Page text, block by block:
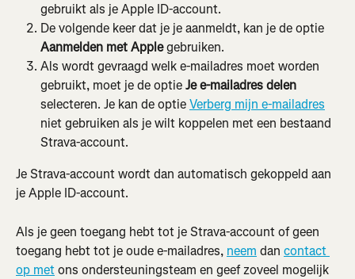
gebruikt als je Apple ID-account.
De volgende keer dat je je aanmeldt, kan je de optie
Aanmelden met Apple gebruiken.
Als wordt gevraagd welk e-mailadres moet worden
gebruikt, moet je de optie Je e-mailadres delen
selecteren. Je kan de optie Verberg mijn e-mailadres
niet gebruiken als je wilt koppelen met een bestaand
Strava-account.
Je Strava-account wordt dan automatisch gekoppeld aan
je Apple ID-account.
Als je geen toegang hebt tot je Strava-account of geen
toegang hebt tot je oude e-mailadres, neem dan contact
op met ons ondersteuningsteam en geef zoveel mogelijk